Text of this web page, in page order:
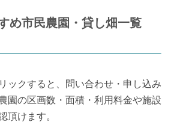
め市民農園・貸し畑一覧
ックすると、問い合わせ・申し込み
園の区画数・面積・利用料金や施設
頂けます。